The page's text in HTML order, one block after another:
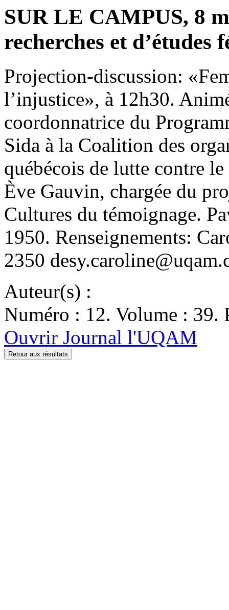
SUR LE CAMPUS, 8
recherches et d’études
Projection-discussion:
l’injustice», à 12h30.
coordonnatrice du
Sida à la Coalition des
québécois de lutte contre
Ève Gauvin, chargée du
Cultures du témoignage.
1950. Renseignements:
2350
Auteur(s) :
Numéro : 12. Volume : 39.
Ouvrir Journal l'UQAM
Retour aux résultats